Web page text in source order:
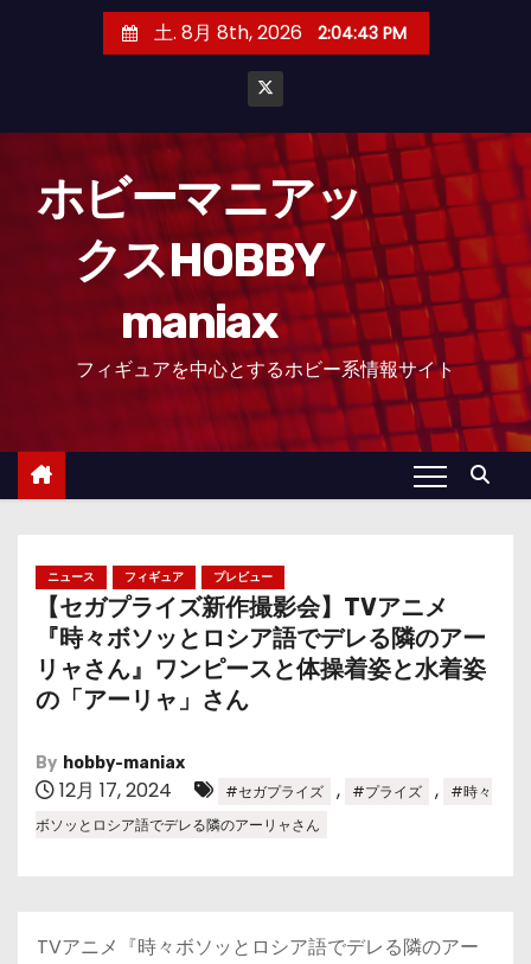
土. 8月 8th, 2026 2:04:45 PM
ホビーマニアッ
クスHOBBY
maniax
フィギュアを中心とするホビー系情報サイト
ニュース フィギュア プレビュー
【セガプライズ新作撮影会】TVアニメ
『時々ボソッとロシア語でデレる隣のアー
リャさん』ワンピースと体操着姿と水着姿
の「アーリャ」さん
By hobby-maniax
12月 17, 2024 #セガプライズ , #プライズ ,
#時々
ボソッとロシア語でデレる隣のアーリャさん
TVアニメ『時々ボソッとロシア語でデレる隣のアー